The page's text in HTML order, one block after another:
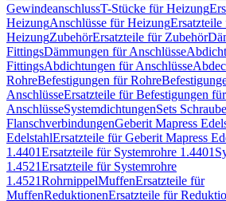
GewindeanschlussT-Stücke für Heizung
HeizungAnschlüsse für Heizung
HeizungZubehörErsatzteile für Zubehör
FittingsDämmungen für Anschlüsse
FittingsAbdichtungen für Anschlüsse
RohreBefestigungen für Rohre
AnschlüsseErsatzteile für Befestigungen für
AnschlüsseSystemdichtungenSets
FlanschverbindungenGeberit Mapress
EdelstahlErsatzteile für Geberit Mapress
1.4401Ersatzteile für Systemrohre 1.4401
1.4521Ersatzteile für Systemrohre
1.4521RohrnippelMuffenErsatzteile für
MuffenReduktionenErsatzteile für